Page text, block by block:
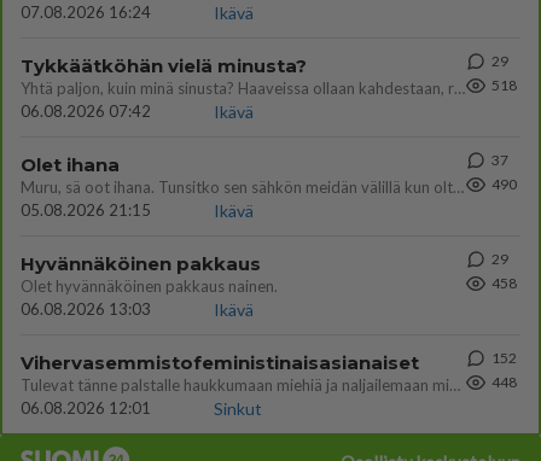
07.08.2026 16:24
Ikävä
Tykkäätköhän vielä minusta?
Yhtä paljon, kuin minä sinusta? Haaveissa ollaan kahdestaan, rauhassa ja lähennytään fyysisesti ja tutustutaan syvemmin
06.08.2026 07:42
Ikävä
29
518
Olet ihana
Muru, sä oot ihana. Tunsitko sen sähkön meidän välillä kun oltiin ihan låhekkäin? 👩‍❤️‍👩❤️😼😘
05.08.2026 21:15
Ikävä
37
490
Hyvännäköinen pakkaus
Olet hyvännäköinen pakkaus nainen.
06.08.2026 13:03
Ikävä
29
458
Vihervasemmistofeministinaisasianaiset
Tulevat tänne palstalle haukkumaan miehiä ja naljailemaan miehelle, kehuvat olevansa heitä parempia. Itse asuvat MIEHE
06.08.2026 12:01
Sinkut
152
448